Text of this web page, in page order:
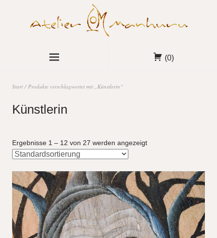
(0)
Start / Produkte verschlagwortet mit „Künstlerin“
Künstlerin
Ergebnisse 1 – 12 von 27 werden angezeigt